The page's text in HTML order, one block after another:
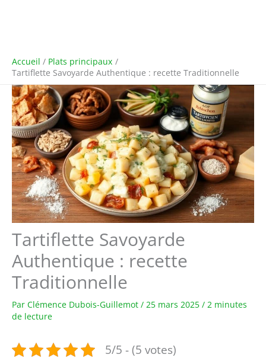
Accueil
Plats principaux
Tartiflette Savoyarde Authentique : recette Traditionnelle
Tartiflette Savoyarde
Authentique : recette
Traditionnelle
Par Clémence Dubois-Guillemot / 25 mars 2025 / 2 minutes
de lecture
5/5 - (5 votes)